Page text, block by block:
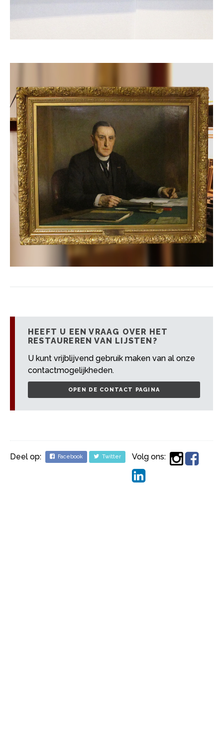
HEEFT U EEN VRAAG OVER HET
RESTAUREREN VAN LIJSTEN?
U kunt vrijblijvend gebruik maken van al onze
contactmogelijkheden.
OPEN DE CONTACT PAGINA
Deel op: Facebook Twitter Volg ons: